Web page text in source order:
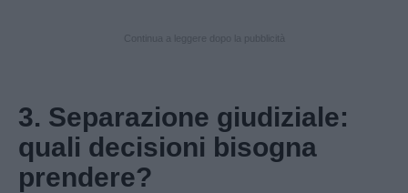
3. Separazione giudiziale:
quali decisioni bisogna
prendere?